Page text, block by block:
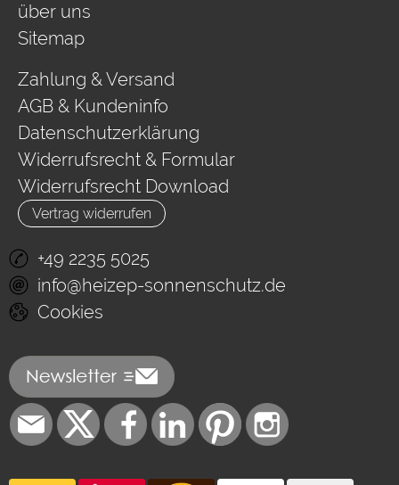
über uns
Sitemap
Zahlung & Versand
AGB & Kundeninfo
Datenschutzerklärung
Widerrufsrecht & Formular
Widerrufsrecht Download
Vertrag widerrufen
+49 2235 5025
info@heizep-sonnenschutz.de
Cookies